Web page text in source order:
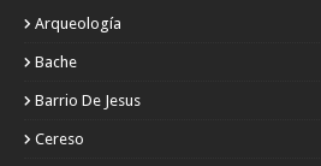
Arqueología
Bache
Barrio De Jesus
Cereso